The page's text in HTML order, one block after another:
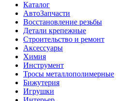
Каталог
АвтоЗапчасти
Восстановление резьбы
Детали крепежные
Строительство и ремонт
Аксессуары
Химия
Инструмент
Тросы металлополимерные
Бижутерия
Игрушки